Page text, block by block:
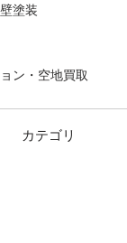
塗装
ン・空地買取
カテゴリ